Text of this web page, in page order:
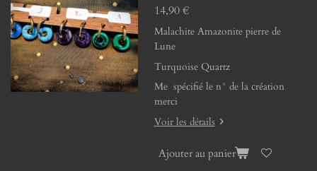
14,90 €
Malachite Amazonite pierre de
Lune
Turquoise Quartz
Me spécifié le n° de la création
merci
Voir les détails
Ajouter au panier